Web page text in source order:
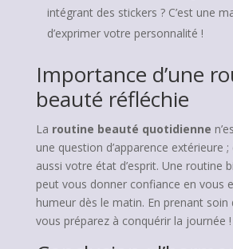
intégrant des stickers ? C’est une
d’exprimer votre personnalité !
Importance d’une
beauté réfléchie
La routine beauté quotidienne
une question d’apparence extérieure
aussi votre état d’esprit. Une routine
peut vous donner confiance en vous
humeur dès le matin. En prenant soin
vous préparez à conquérir la journée !